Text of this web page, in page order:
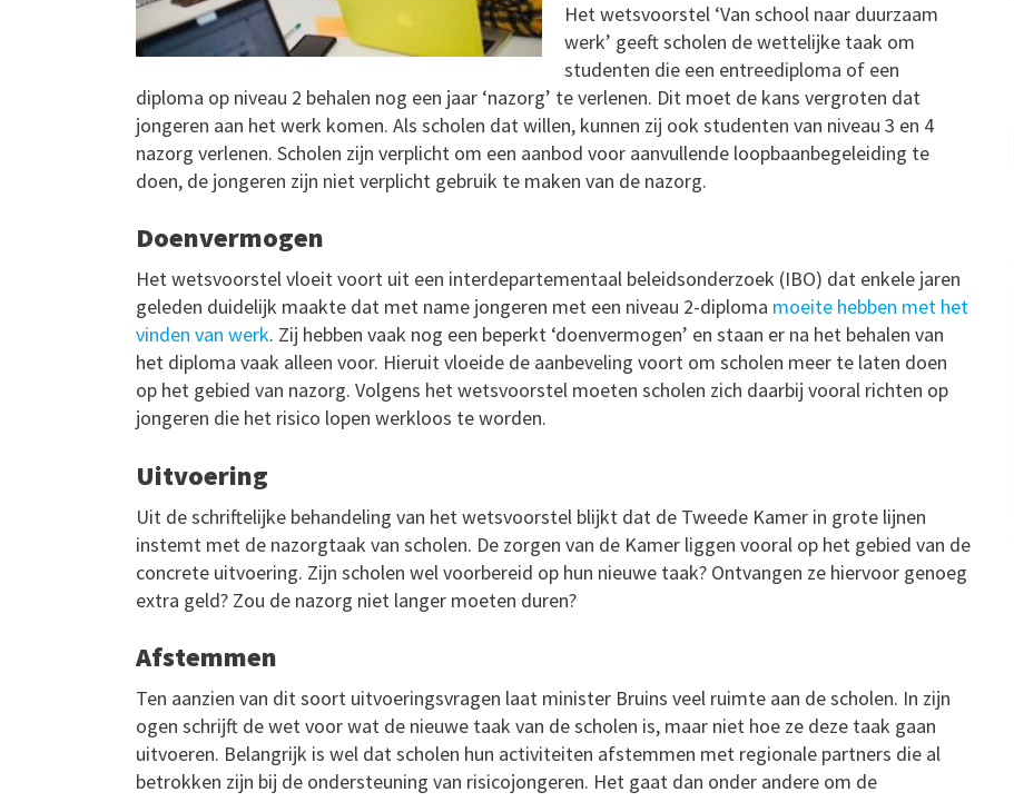
Het wetsvoorstel ‘Van school naar duurzaam
werk’ geeft scholen de wettelijke taak om
studenten die een entreediploma of een
diploma op niveau 2 behalen nog een jaar ‘nazorg’ te verlenen. Dit moet de kans vergroten dat
jongeren aan het werk komen. Als scholen dat willen, kunnen zij ook studenten van niveau 3 en 4
nazorg verlenen. Scholen zijn verplicht om een aanbod voor aanvullende loopbaanbegeleiding te
doen, de jongeren zijn niet verplicht gebruik te maken van de nazorg.
Doenvermogen
Het wetsvoorstel vloeit voort uit een interdepartementaal beleidsonderzoek (IBO) dat enkele jaren
geleden duidelijk maakte dat met name jongeren met een niveau 2-diploma moeite hebben met het
vinden van werk. Zij hebben vaak nog een beperkt ‘doenvermogen’ en staan er na het behalen van
het diploma vaak alleen voor. Hieruit vloeide de aanbeveling voort om scholen meer te laten doen
op het gebied van nazorg. Volgens het wetsvoorstel moeten scholen zich daarbij vooral richten op
jongeren die het risico lopen werkloos te worden.
Uitvoering
Uit de schriftelijke behandeling van het wetsvoorstel blijkt dat de Tweede Kamer in grote lijnen
instemt met de nazorgtaak van scholen. De zorgen van de Kamer liggen vooral op het gebied van de
concrete uitvoering. Zijn scholen wel voorbereid op hun nieuwe taak? Ontvangen ze hiervoor genoeg
extra geld? Zou de nazorg niet langer moeten duren?
Afstemmen
Ten aanzien van dit soort uitvoeringsvragen laat minister Bruins veel ruimte aan de scholen. In zijn
ogen schrijft de wet voor wat de nieuwe taak van de scholen is, maar niet hoe ze deze taak gaan
uitvoeren. Belangrijk is wel dat scholen hun activiteiten afstemmen met regionale partners die al
betrokken zijn bij de ondersteuning van risicojongeren. Het gaat dan onder andere om de